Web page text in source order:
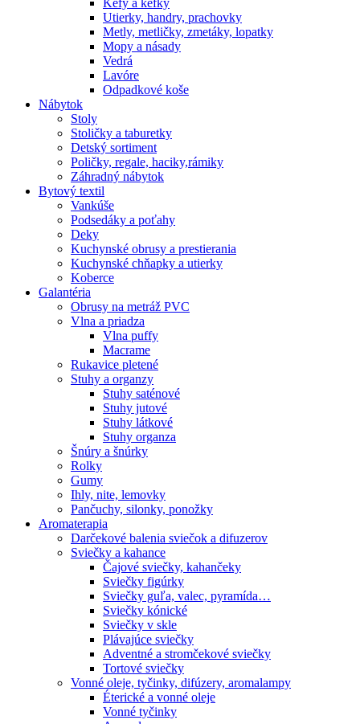
Kefy a kefky
Utierky, handry, prachovky
Metly, metličky, zmetáky, lopatky
Mopy a násady
Vedrá
Lavóre
Odpadkové koše
Nábytok
Stoly
Stoličky a taburetky
Detský sortiment
Poličky, regale, haciky,rámiky
Záhradný nábytok
Bytový textil
Vankúše
Podsedáky a poťahy
Deky
Kuchynské obrusy a prestierania
Kuchynské chňapky a utierky
Koberce
Galantéria
Obrusy na metráž PVC
Vlna a priadza
Vlna puffy
Macrame
Rukavice pletené
Stuhy a organzy
Stuhy saténové
Stuhy jutové
Stuhy látkové
Stuhy organza
Šnúry a šnúrky
Rolky
Gumy
Ihly, nite, lemovky
Pančuchy, silonky, ponožky
Aromaterapia
Darčekové balenia sviečok a difuzerov
Sviečky a kahance
Čajové sviečky, kahančeky
Sviečky figúrky
Sviečky guľa, valec, pyramída…
Sviečky kónické
Sviečky v skle
Plávajúce sviečky
Adventné a stromčekové sviečky
Tortové sviečky
Vonné oleje, tyčinky, difúzery, aromalampy
Éterické a vonné oleje
Vonné tyčinky